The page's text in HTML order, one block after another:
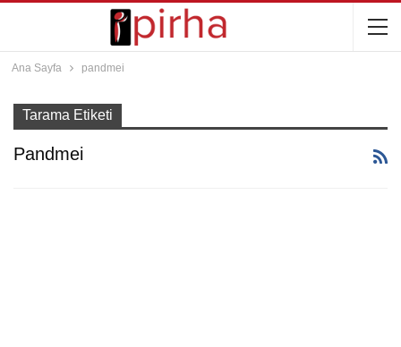
Ana Sayfa pandmei
Tarama Etiketi
Pandmei